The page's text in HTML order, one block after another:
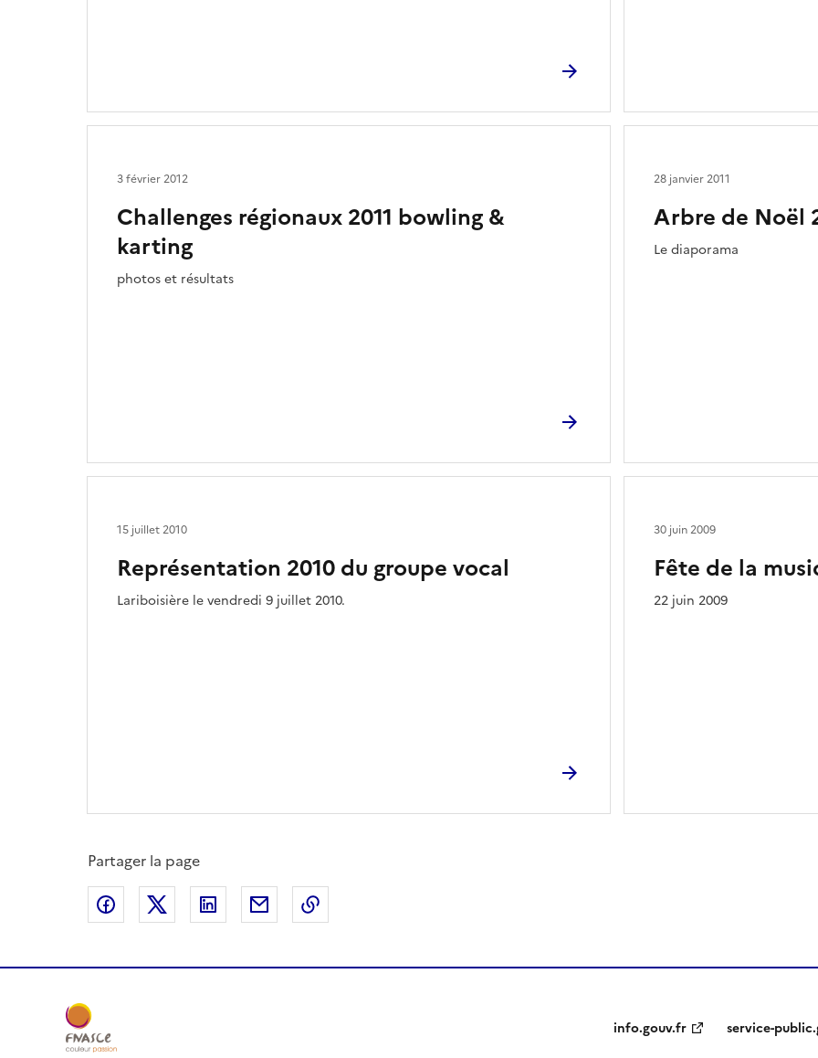
Challenges régionaux 2011 bowling &
karting
photos et résultats
3 février 2012
Arbre de Noël
Le diaporama
28 janvier 2011
Représentation 2010 du groupe vocal
Lariboisière le vendredi 9 juillet 2010.
15 juillet 2010
Fête de la
22 juin 2009
30 juin 2009
Partager la page
Partager sur Facebook
Partager sur XPartager sur LinkedIn
Partager par email
info.gouv.fr service-